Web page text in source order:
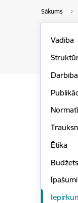
Sākums
Vadība
Ētika
Budžets
Īpašumi